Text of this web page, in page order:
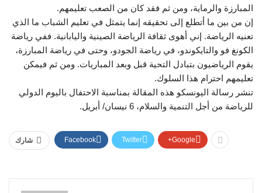
المبارزة والرماية، ومن ثم فقد كان من الصعب تعليمهم.
إن من بين ما أتطلع إلى تحقيقه إنما يتمثل في تعليم الشباب ما الذي
تعنيه الرياضة. إني أهوى ثقافة الرياضة الصينية واليابانية. ففي رياضة
الكونغ فو والتايكوندو، في رياضة الجودو، وحتى في رياضة المبارزة،
يقوم الرياضيون بتبادل التحية قبل وبعد المباريات. ومن ثم فيمكن
تعليمهم احترام هذا السلوك.
تنشر رسالة اليونسكو هذه المقالة بمناسبة الاحتفال باليوم الدولي
للرياضة من أجل التنمية والسلام، 6 نيسان/ أبريل.
شارك Facebook Twitter Google+